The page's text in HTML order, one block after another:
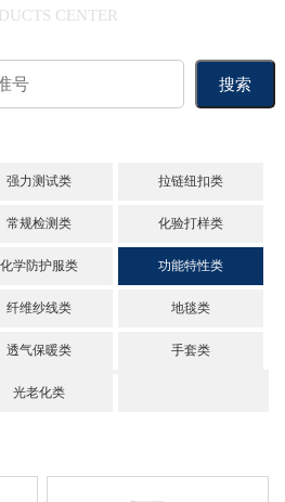
CENTER
搜索
强力测试类 拉链纽扣类
常规检测类 化验打样类
化学防护服类 功能特性类
纤维纱线类 地毯类
透气保暖类 手套类
光老化类